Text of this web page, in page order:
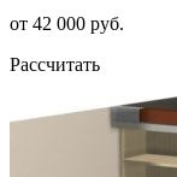
от 42 000 руб.
Рассчитать